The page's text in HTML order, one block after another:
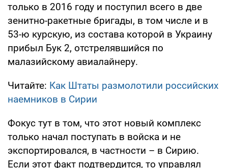
только в 2016 году и поступил всего в две
зенитно-ракетные бригады, в том числе и в
53-ю курскую, из состава которой в Украину
прибыл Бук 2, отстрелявшийся по
малазийскому авиалайнеру.
Читайте: Как Штаты размолотили российских
наемников в Сирии
Фокус тут в том, что этот новый комплекс
только начал поступать в войска и не
экспортировался, в частности – в Сирию.
Если этот факт подтвердится, то управлял